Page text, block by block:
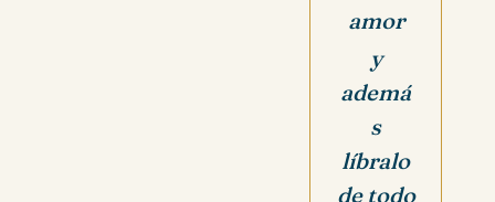
amor
y
ademá
s
líbralo
de todo